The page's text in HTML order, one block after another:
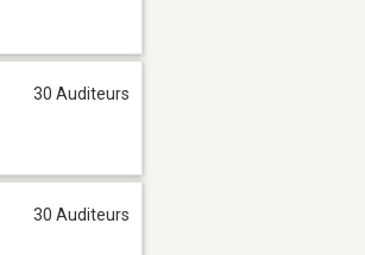
30 Auditeurs
30 Auditeurs